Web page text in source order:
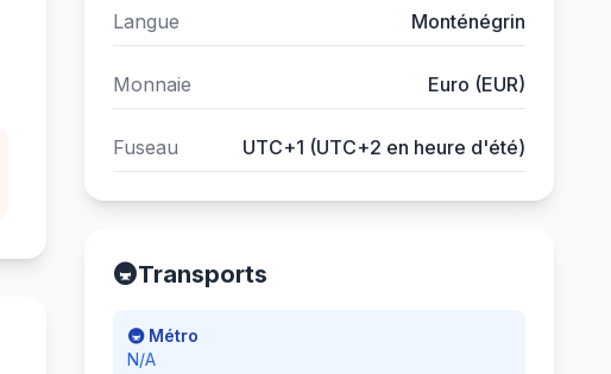
Langue Monténégrin
Monnaie Euro (EUR)
Fuseau UTC+1 (UTC+2 en heure d'été)
🚇Transports
🚇 Métro
N/A